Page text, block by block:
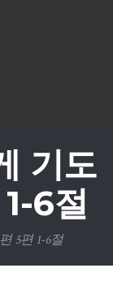
기도
6절
5편 1-6절